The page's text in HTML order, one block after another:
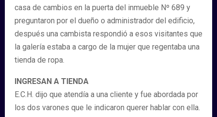
casa de cambios en la puerta del inmueble Nº 689 y
preguntaron por el dueño o administrador del edificio,
después una cambista respondió a esos visitantes que
la galería estaba a cargo de la mujer que regentaba una
tienda de ropa.
INGRESAN A TIENDA
E.C.H. dijo que atendía a una cliente y fue abordada por
los dos varones que le indicaron querer hablar con ella.